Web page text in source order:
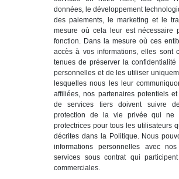
données, le développement
des paiements, le marketing et le
mesure où cela leur est nécessaire
fonction. Dans la mesure où ces
accès à vos informations, elles sont
tenues de préserver la confidentialité
personnelles et de les utiliser
lesquelles nous les leur
affiliées, nos partenaires potentiels
de services tiers doivent suivre
protection de la vie privée qui ne
protectrices pour tous les utilisateurs
décrites dans la Politique. Nous
informations personnelles avec
services sous contrat qui
commerciales.